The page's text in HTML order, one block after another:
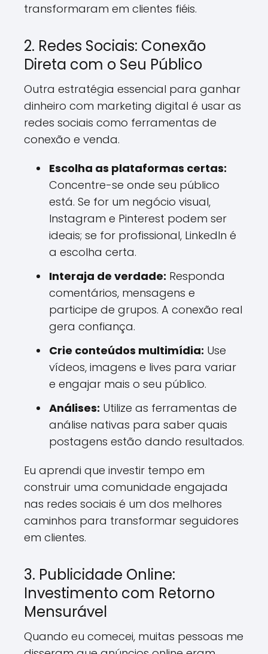
transformaram em clientes fiéis.
2. Redes Sociais: Conexão
Direta com o Seu Público
Outra estratégia essencial para ganhar
dinheiro com marketing digital é usar as
redes sociais como ferramentas de
conexão e venda.
Escolha as plataformas certas:
Concentre-se onde seu público
está. Se for um negócio visual,
Instagram e Pinterest podem ser
ideais; se for profissional, LinkedIn é
a escolha certa.
Interaja de verdade: Responda
comentários, mensagens e
participe de grupos. A conexão real
gera confiança.
Crie conteúdos multimídia: Use
vídeos, imagens e lives para variar
e engajar mais o seu público.
Análises: Utilize as ferramentas de
análise nativas para saber quais
postagens estão dando resultados.
Eu aprendi que investir tempo em
construir uma comunidade engajada
nas redes sociais é um dos melhores
caminhos para transformar seguidores
em clientes.
3. Publicidade Online:
Investimento com Retorno
Mensurável
Quando eu comecei, muitas pessoas me